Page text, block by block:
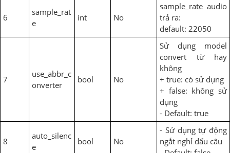
6
sample_rat
e
int No
sample_rate audio
trả ra:
default: 22050
7
use_abbr_c
onverter
bool No
Sử dụng model
convert từ hay
không
+ true: có sử dụng
+ false: không sử
dụng
- Default: true
8
auto_silenc
e
bool No
- Sử dụng tự động
ngắt nghỉ dấu câu